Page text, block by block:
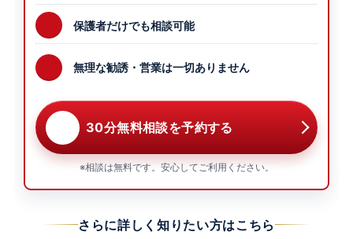
保護者だけでも相談可能
無理な勧誘・営業は一切ありません
30分無料相談を予約する
※相談は無料です。安心してご利用ください。
さらに詳しく知りたい方はこちら